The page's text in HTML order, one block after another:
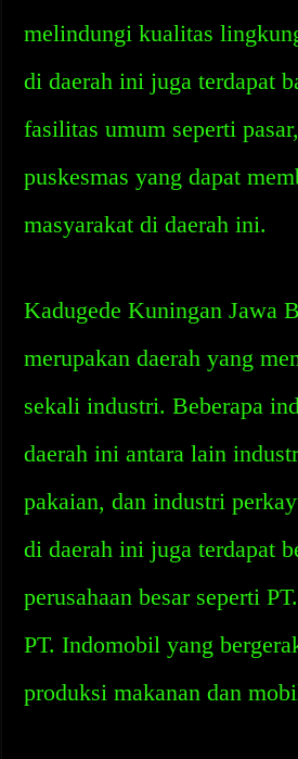
melindungi kualitas
di daerah ini juga terdapat
fasilitas umum seperti
puskesmas yang dapat
masyarakat di daerah ini.
Kadugede Kuningan Jawa
merupakan daerah yang
sekali industri. Beberapa
daerah ini antara lain
pakaian, dan industri
di daerah ini juga terdapat
perusahaan besar seperti
PT. Indomobil yang
produksi makanan dan